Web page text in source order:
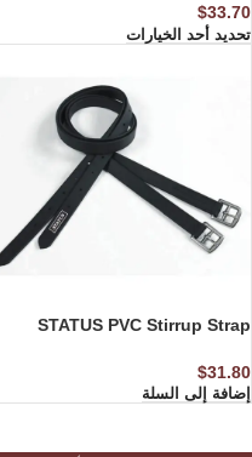
$33.70
تحديد أحد الخيارات
STATUS PVC Stirrup Strap
$31.80
إضافة إلى السلة